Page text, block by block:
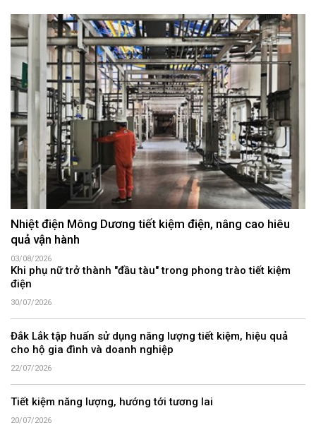
Nhiệt điện Mông Dương tiết kiệm điện, nâng cao hiêu
quả vận hành
03/08/2026
Khi phụ nữ trở thành "đầu tàu" trong phong trào tiết kiệm
điện
30/07/2026
Đắk Lắk tập huấn sử dụng năng lượng tiết kiệm, hiệu quả
cho hộ gia đình và doanh nghiệp
22/07/2026
Tiết kiệm năng lượng, hướng tới tương lai
20/07/2026